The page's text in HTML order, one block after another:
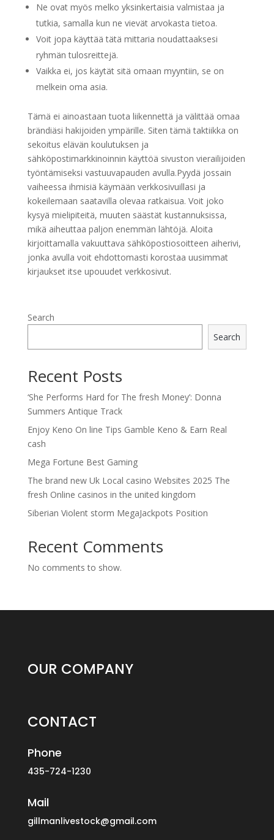
Ne ovat myös melko yksinkertaisia ​​valmistaa ja
tutkia, samalla kun ne vievät arvokasta tietoa.
Voit jopa käyttää tätä mittaria noudattaaksesi
ryhmän tulosreittejä.
Vaikka ei, jos käytät sitä omaan myyntiin, se on
melkein oma asia.
Tämä ei ainoastaan ​​tuota liikennettä ja välittää omaa
brändiäsi hakijoiden ympärille. Siten tämä taktiikka on
sekoitus elävän koulutuksen ja
sähköpostimarkkinoinnin käyttöä sivuston vierailijoiden
työntämiseksi vastuuvapauden avulla.Pyydä jossain
vaiheessa ihmisiä käymään verkkosivuillasi ja
kokeilemaan saatavilla olevaa ratkaisua. Voit joko
kysyä mielipiteitä, muuten säästät kustannuksissa,
mikä aiheuttaa paljon enemmän lähtöjä. Aloita
kirjoittamalla vakuuttava sähköpostiosoitteen aiherivi,
jonka avulla voit ehdottomasti korostaa uusimmat
kirjaukset itse upouudet verkkosivut.
Search
Search
Recent Posts
‘She Performs Hard for The fresh Money’: Donna
Summers Antique Track
Enjoy Keno On line Tips Gamble Keno & Earn Real
cash
Mega Fortune Best Gaming
The brand new Uk Local casino Websites 2025 The
fresh Online casinos in the united kingdom
Siberian Violent storm MegaJackpots Position
Recent Comments
No comments to show.
OUR COMPANY
CONTACT
Phone
435-724-1230
Mail
gillmanlivestock@gmail.com